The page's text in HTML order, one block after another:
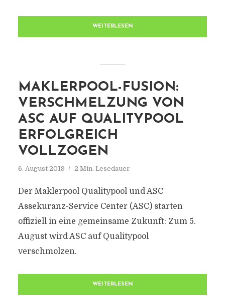
WEITERLESEN
MAKLERPOOL-FUSION:
VERSCHMELZUNG VON
ASC AUF QUALITYPOOL
ERFOLGREICH
VOLLZOGEN
6. August 2019 2 Min. Lesedauer
Der Maklerpool Qualitypool und ASC
Assekuranz-Service Center (ASC) starten
offiziell in eine gemeinsame Zukunft: Zum 5.
August wird ASC auf Qualitypool
verschmolzen.
WEITERLESEN